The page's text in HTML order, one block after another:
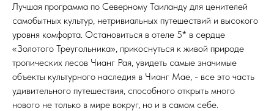
Лучшая программа по Северному Таиланду для ценителей
самобытных культур, нетривиальных путешествий и высокого
уровня комфорта. Остановиться в отеле 5* в сердце
«Золотого Треугольника», прикоснуться к живой природе
тропических лесов Чианг Рая, увидеть самые значимые
объекты культурного наследия в Чианг Мае, - все это часть
удивительного путешествия, способного открыть много
нового не только в мире вокруг, но и в самом себе.